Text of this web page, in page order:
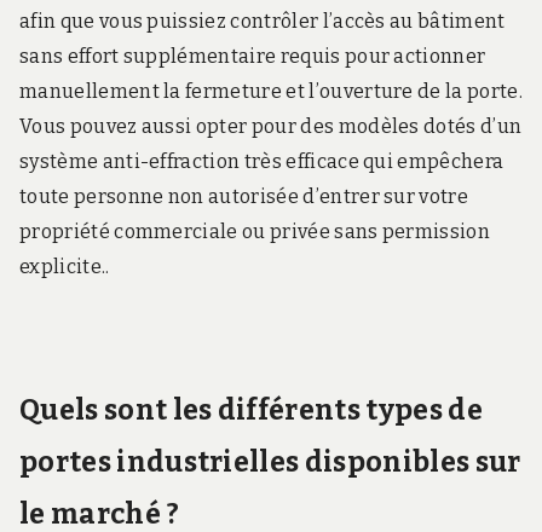
afin que vous puissiez contrôler l’accès au bâtiment
sans effort supplémentaire requis pour actionner
manuellement la fermeture et l’ouverture de la porte.
Vous pouvez aussi opter pour des modèles dotés d’un
système anti-effraction très efficace qui empêchera
toute personne non autorisée d’entrer sur votre
propriété commerciale ou privée sans permission
explicite..
Quels sont les différents types de
portes industrielles disponibles sur
le marché ?